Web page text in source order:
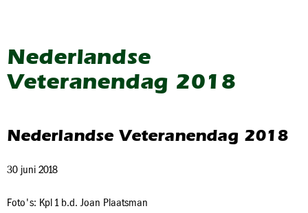
Nederlandse
Veteranendag 2018
Nederlandse Veteranendag 2018
30 juni 2018
Foto's: Kpl 1 b.d. Joan Plaatsman